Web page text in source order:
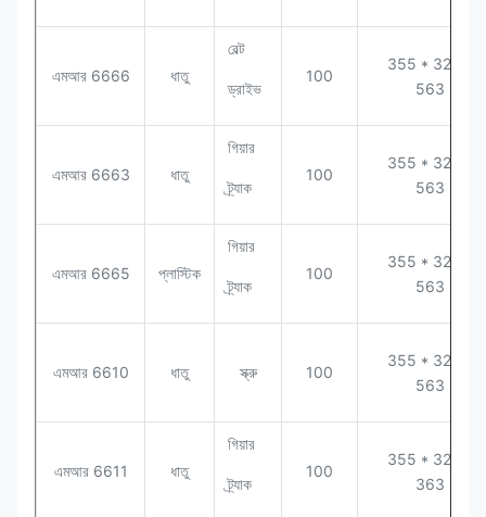
এমআর 6666 ধাতু
বেল্ট
ড্রাইভ
100
355 * 320 *
563
এমআর 6663 ধাতু
গিয়ার
ট্র্যাক
100
355 * 320 *
563
এমআর 6665 প্লাস্টিক
গিয়ার
ট্র্যাক
100
355 * 320 *
563
এমআর 6610 ধাতু স্ক্রু 100
355 * 320 *
563
এমআর 6611 ধাতু
গিয়ার
ট্র্যাক
100
355 * 320 *
363